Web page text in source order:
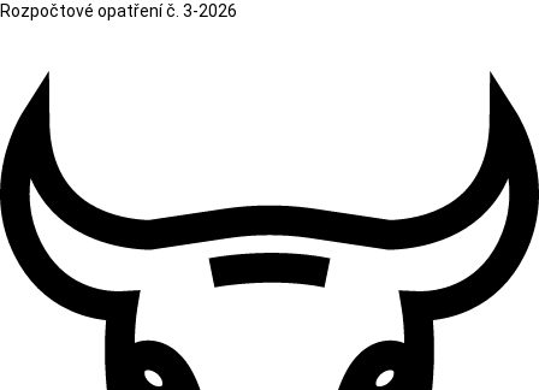
Rozpočtové opatření č. 3-2026